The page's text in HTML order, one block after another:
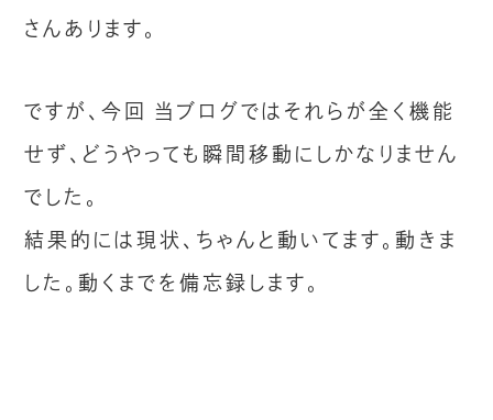
さんあります。
ですが、今回 当ブログではそれらが全く機能
せず、どうやっても瞬間移動にしかなりません
でした。
結果的には現状、ちゃんと動いてます。動きま
した。動くまでを備忘録します。